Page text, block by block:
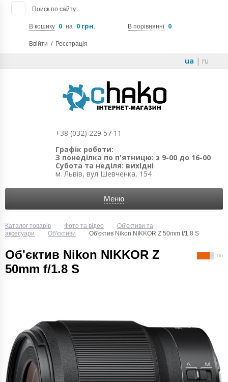
Поиск по сайту
В кошику 0 на 0 грн. В порівнянні 0
Ввійти / Реєстрація
ua | ru
+38 (032) 229 57 11
Графік роботи:
З понеділка по п'ятницю: з 9-00 до 16-00
Субота та неділя: вихідні
м. Львів, вул Шевченка, 154
Меню
Каталог товарів Фото та відео
Об'єктиви та
аксесуари
Об'єктиви Об'єктив Nikon NIKKOR Z 50mm f/1.8 S
Об'єктив Nikon NIKKOR Z
50mm f/1.8 S
( 6 )